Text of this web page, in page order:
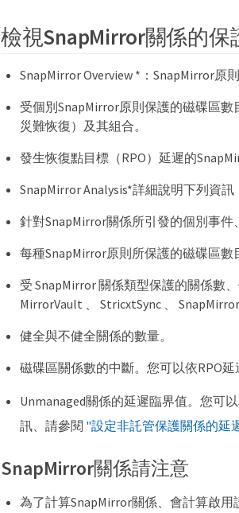
檢視SnapMirror關係的保
SnapMirror Overview *：SnapMirror原
受個別SnapMirror原則保護的磁碟區數
災難恢復）及其組合。
發生恢復點目標（RPO）延遲的
SnapMirror Analysis*詳細說明下列資訊
針對SnapMirror關係所引發的個別事
每種SnapMirror原則所保護的磁碟區數
受 SnapMirror 關係類型保護的關係數
MirrorVault 、 StricxtSync 、
健全與不健全關係的數量。
磁碟區關係數的中斷。您可以依RPO延
Unmanaged關係的延遲臨界值。您可
訊、請參閱 "設定非託管保護關係的延
SnapMirror關係請注意
為了計算SnapMirror關係、會計算啟用